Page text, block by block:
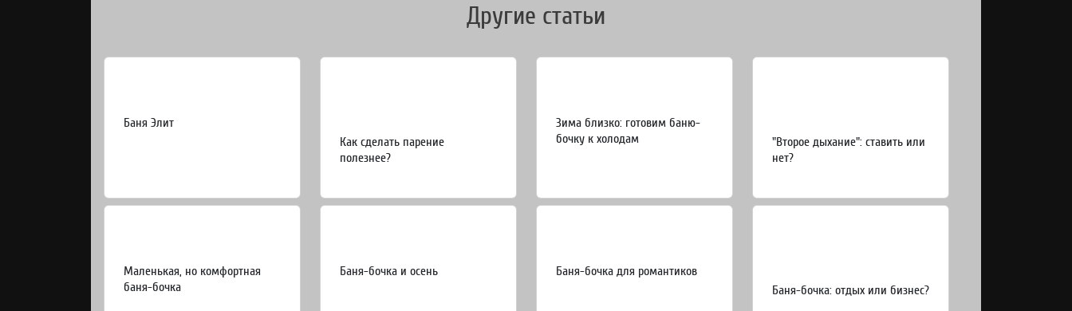
Другие статьи
Баня Элит
Как сделать парение
полезнее?
Зима близко: готовим баню-
бочку к холодам
"Второе дыхание": ставить или
нет?
Маленькая, но комфортная
баня-бочка
Баня-бочка и осень
Баня-бочка для романтиков
Баня-бочка: отдых или бизнес?